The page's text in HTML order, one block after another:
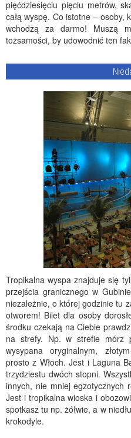
pięćdziesięciu pięciu metrów,
całą wyspę. Co istotne – osoby,
wchodzą za darmo! Muszą
tożsamości, by udowodnić ten
Tropikalna wyspa znajduje się
przejścia granicznego w
niezależnie, o której godzinie tu
otworem! Bilet dla osoby
środku czekają na Ciebie
na strefy. Np. w strefie mórz
wysypana oryginalnym,
prosto z Włoch. Jest i Laguna
trzydziestu dwóch stopni.
innych, nie mniej egzotycznych
Jest i tropikalna wioska i
spotkasz tu np. żółwie, a w
krokodyle.